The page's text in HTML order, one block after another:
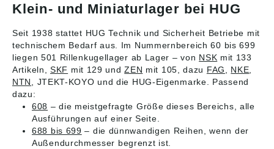
Klein- und Miniaturlager bei HUG
Seit 1938 stattet HUG Technik und Sicherheit Betriebe mit
technischem Bedarf aus. Im Nummernbereich 60 bis 699
liegen 501 Rillenkugellager ab Lager – von NSK mit 133
Artikeln,SKF mit 129 undZEN mit 105, dazu FAG NKE
NTN
, JTEKT-KOYO und die HUG-Eigenmarke. Passend
dazu:
608 – die meistgefragte Größe dieses Bereichs, alle
Ausführungen auf einer Seite.
688 bis 699 – die dünnwandigen Reihen, wenn der
Außendurchmesser begrenzt ist.